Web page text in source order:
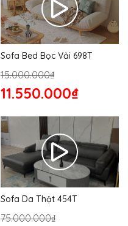
Sofa Bed Bọc Vải 698T
15.000.000₫
11.550.000₫
Sofa Da Thật 454T
75.000.000₫